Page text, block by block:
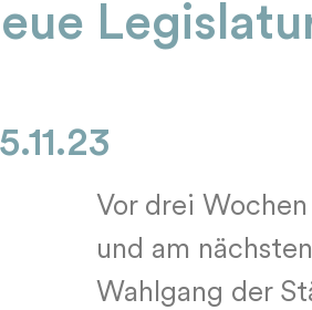
Vor drei
und am
Wahlgang der